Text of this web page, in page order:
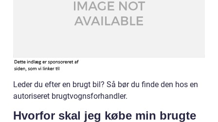
Leder du efter en brugt bil? Så bør du finde den hos en
autoriseret brugtvognsforhandler.
Hvorfor skal jeg købe min brugte